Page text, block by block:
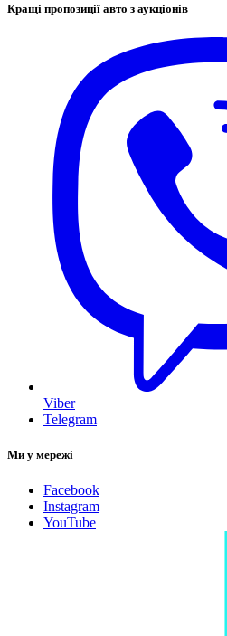
Кращі пропозиції авто з аукціонів
Viber
Telegram
Ми у мережі
Facebook
Instagram
YouTube